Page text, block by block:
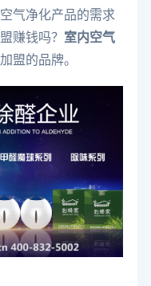
气净化产品的需求
赚钱吗？ 室内空气
盟的品牌。